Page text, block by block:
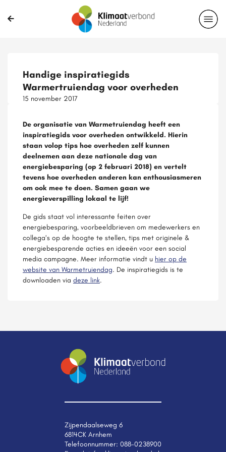
Handige inspiratiegids
Warmertruiendag voor overheden
15 november 2017
De organisatie van Warmetruiendag heeft een
inspiratiegids voor overheden ontwikkeld. Hierin
staan volop tips hoe overheden zelf kunnen
deelnemen aan deze nationale dag van
energiebesparing (op 2 februari 2018) en vertelt
tevens hoe overheden anderen kan enthousiasmeren
om ook mee te doen. Samen gaan we
energieverspilling lokaal te lijf!
De gids staat vol interessante feiten over
energiebesparing, voorbeeldbrieven om medewerkers en
collega’s op de hoogte te stellen, tips met originele &
energiebesparende acties en ideeën voor een social
media campagne. Meer informatie vindt u hier op de
website van Warmetruiendag. De inspiratiegids is te
downloaden via deze link.
Zijpendaalseweg 6
6814CK Arnhem
Telefoonnummer: 088-0238900